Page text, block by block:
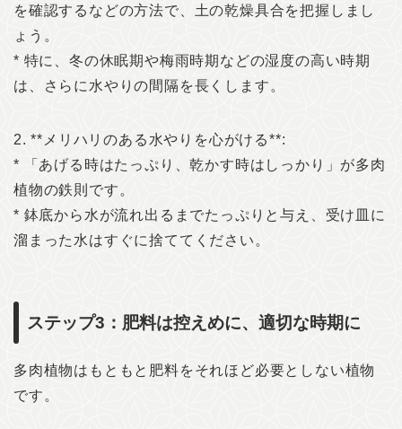
を確認するなどの方法で、土の乾燥具合を把握しまし
ょう。
* 特に、冬の休眠期や梅雨時期などの湿度の高い時期
は、さらに水やりの間隔を長くします。
2. **メリハリのある水やりを心がける**:
* 「あげる時はたっぷり、乾かす時はしっかり」が多肉
植物の鉄則です。
* 鉢底から水が流れ出るまでたっぷりと与え、受け皿に
溜まった水はすぐに捨ててください。
ステップ3：肥料は控えめに、適切な時期に
多肉植物はもともと肥料をそれほど必要としない植物
です。